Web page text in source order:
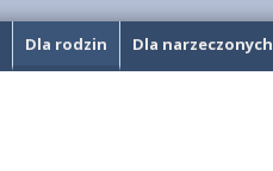
Dla rodzin Dla narzeczonych